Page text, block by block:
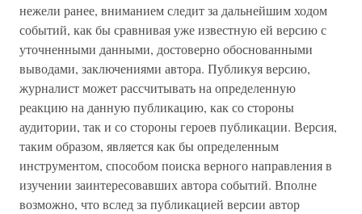
нежели ранее, вниманием следит за дальнейшим ходом
событий, как бы сравнивая уже известную ей версию с
уточненными данными, достоверно обоснованными
выводами, заключениями автора. Публикуя версию,
журналист может рассчитывать на определенную
реакцию на данную публикацию, как со стороны
аудитории, так и со стороны героев публикации. Версия,
таким образом, является как бы определенным
инструментом, способом поиска верного направления в
изучении заинтересовавших автора событий. Вполне
возможно, что вслед за публикацией версии автор